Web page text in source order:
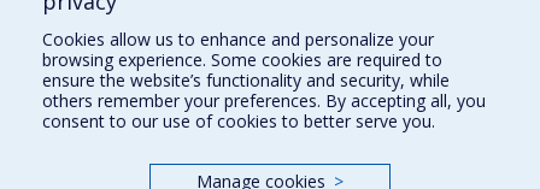
BESOIN D'AIDE?
Plan du site
Signaler une erreur
Accessibilité
Cookies allow us to enhance and personalize your
browsing experience. Some cookies are required to
ensure the website’s functionality and security, while
others remember your preferences. By accepting all, you
consent to our use of cookies to better serve you.
Manage cookies >